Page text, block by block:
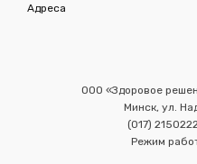
Адреса
ООО «Здоровое
Минск, ул.
(017)
Режим